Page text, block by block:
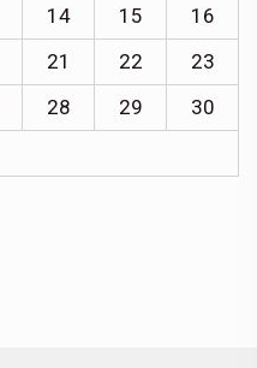
14 15
16
21 22
23
28 29
30